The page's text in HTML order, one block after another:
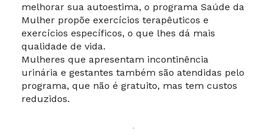
melhorar sua autoestima, o programa Saúde da
Mulher propõe exercícios terapêuticos e
exercícios específicos, o que lhes dá mais
qualidade de vida.
Mulheres que apresentam incontinência
urinária e gestantes também são atendidas pelo
programa, que não é gratuito, mas tem custos
reduzidos.